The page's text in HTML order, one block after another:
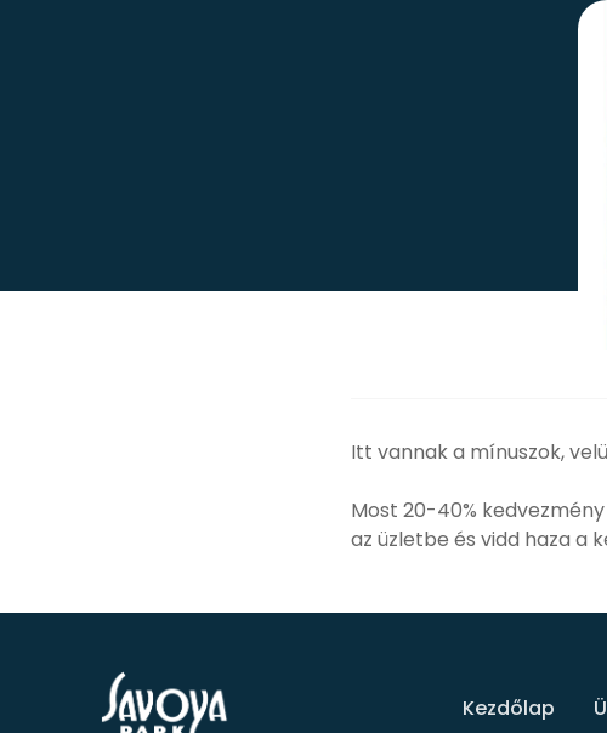
Itt vannak a mínuszok,
Most 20-40%
az üzletbe és vidd haza a
Kezdőlap